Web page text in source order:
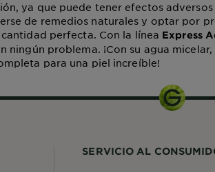
ya que puede tener efectos
de remedios naturales y optar por
perfecta. Con la línea Express
ningún problema. ¡Con su agua
para una piel increíble!
SERVICIO AL